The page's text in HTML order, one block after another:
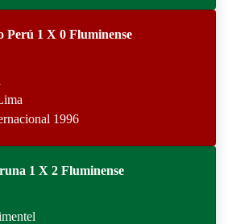
Perú 1 X 0 Fluminense
1996
1 X 2 Fluminense